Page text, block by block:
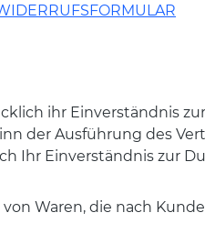
ihr Einverständnis
der Ausführung des
Ihr Einverständnis zur
Waren, die nach